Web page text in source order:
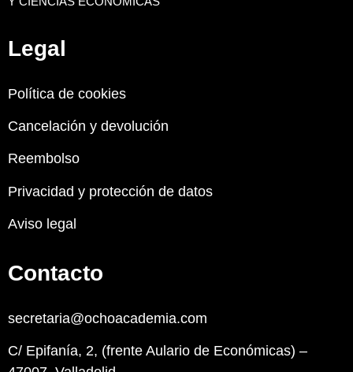
Legal
Política de cookies
Cancelación y devolución
Reembolso
Privacidad y protección de datos
Aviso legal
Contacto
secretaria@ochoacademia.com
C/ Epifanía, 2, (frente Aulario de Económicas) –